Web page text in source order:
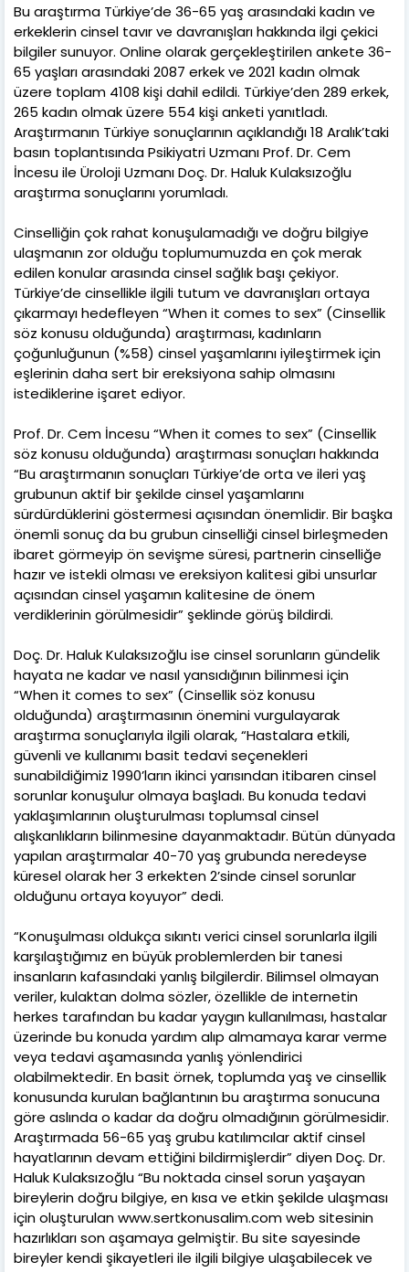
Bu araştırma Türkiye’de 36-65 yaş arasındaki kadın ve
erkeklerin cinsel tavır ve davranışları hakkında ilgi çekici
bilgiler sunuyor. Online olarak gerçekleştirilen ankete 36-
65 yaşları arasındaki 2087 erkek ve 2021 kadın olmak
üzere toplam 4108 kişi dahil edildi. Türkiye’den 289 erkek,
265 kadın olmak üzere 554 kişi anketi yanıtladı.
Araştırmanın Türkiye sonuçlarının açıklandığı 18 Aralık’taki
basın toplantısında Psikiyatri Uzmanı Prof. Dr. Cem
İncesu ile Üroloji Uzmanı Doç. Dr. Haluk Kulaksızoğlu
araştırma sonuçlarını yorumladı.
Cinselliğin çok rahat konuşulamadığı ve doğru bilgiye
ulaşmanın zor olduğu toplumumuzda en çok merak
edilen konular arasında cinsel sağlık başı çekiyor.
Türkiye’de cinsellikle ilgili tutum ve davranışları ortaya
çıkarmayı hedefleyen “When it comes to sex” (Cinsellik
söz konusu olduğunda) araştırması, kadınların
çoğunluğunun (%58) cinsel yaşamlarını iyileştirmek için
eşlerinin daha sert bir ereksiyona sahip olmasını
istediklerine işaret ediyor.
Prof. Dr. Cem İncesu “When it comes to sex” (Cinsellik
söz konusu olduğunda) araştırması sonuçları hakkında
“Bu araştırmanın sonuçları Türkiye’de orta ve ileri yaş
grubunun aktif bir şekilde cinsel yaşamlarını
sürdürdüklerini göstermesi açısından önemlidir. Bir başka
önemli sonuç da bu grubun cinselliği cinsel birleşmeden
ibaret görmeyip ön sevişme süresi, partnerin cinselliğe
hazır ve istekli olması ve ereksiyon kalitesi gibi unsurlar
açısından cinsel yaşamın kalitesine de önem
verdiklerinin görülmesidir” şeklinde görüş bildirdi.
Doç. Dr. Haluk Kulaksızoğlu ise cinsel sorunların gündelik
hayata ne kadar ve nasıl yansıdığının bilinmesi için
“When it comes to sex” (Cinsellik söz konusu
olduğunda) araştırmasının önemini vurgulayarak
araştırma sonuçlarıyla ilgili olarak, “Hastalara etkili,
güvenli ve kullanımı basit tedavi seçenekleri
sunabildiğimiz 1990’ların ikinci yarısından itibaren cinsel
sorunlar konuşulur olmaya başladı. Bu konuda tedavi
yaklaşımlarının oluşturulması toplumsal cinsel
alışkanlıkların bilinmesine dayanmaktadır. Bütün dünyada
yapılan araştırmalar 40-70 yaş grubunda neredeyse
küresel olarak her 3 erkekten 2’sinde cinsel sorunlar
olduğunu ortaya koyuyor” dedi.
“Konuşulması oldukça sıkıntı verici cinsel sorunlarla ilgili
karşılaştığımız en büyük problemlerden bir tanesi
insanların kafasındaki yanlış bilgilerdir. Bilimsel olmayan
veriler, kulaktan dolma sözler, özellikle de internetin
herkes tarafından bu kadar yaygın kullanılması, hastalar
üzerinde bu konuda yardım alıp almamaya karar verme
veya tedavi aşamasında yanlış yönlendirici
olabilmektedir. En basit örnek, toplumda yaş ve cinsellik
konusunda kurulan bağlantının bu araştırma sonucuna
göre aslında o kadar da doğru olmadığının görülmesidir.
Araştırmada 56-65 yaş grubu katılımcılar aktif cinsel
hayatlarının devam ettiğini bildirmişlerdir” diyen Doç. Dr.
Haluk Kulaksızoğlu “Bu noktada cinsel sorun yaşayan
bireylerin doğru bilgiye, en kısa ve etkin şekilde ulaşması
için oluşturulan www.sertkonusalim.com web sitesinin
hazırlıkları son aşamaya gelmiştir. Bu site sayesinde
bireyler kendi şikayetleri ile ilgili bilgiye ulaşabilecek ve